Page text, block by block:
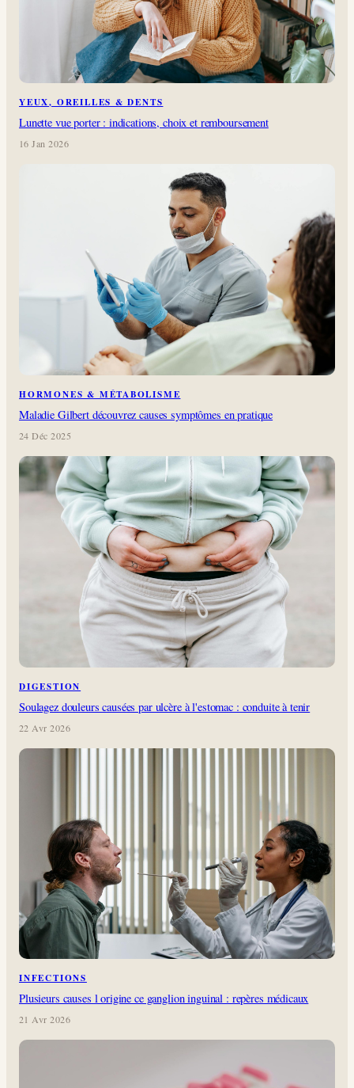
YEUX, OREILLES & DENTS
Lunette vue porter : indications, choix et remboursement
16 Jan 2026
HORMONES & MÉTABOLISME
Maladie Gilbert découvrez causes symptômes en pratique
24 Déc 2025
DIGESTION
Soulagez douleurs causées par ulcère à l'estomac : conduite à tenir
22 Avr 2026
INFECTIONS
Plusieurs causes l origine ce ganglion inguinal : repères médicaux
21 Avr 2026